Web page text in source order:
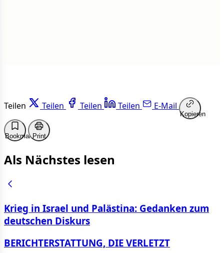
Teilen Teilen Teilen Teilen E-Mail
Kopieren
BookmarkPrint
Als Nächstes lesen
Krieg in Israel und Palästina: Gedanken zum
deutschen Diskurs
BERICHTERSTATTUNG, DIE VERLETZT